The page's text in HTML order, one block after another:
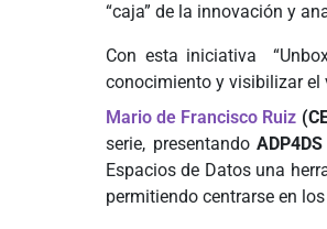
“caja” de la innovación y
Con esta iniciativa
conocimiento y visibilizar el
Mario de Francisco Ruiz
serie, presentandoADP4DS
Espacios de Datos una
permitiendo centrarse en